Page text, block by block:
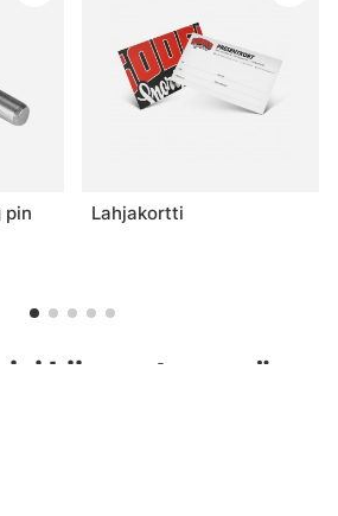
pin
Lahjakortti
kiinnostaa myös